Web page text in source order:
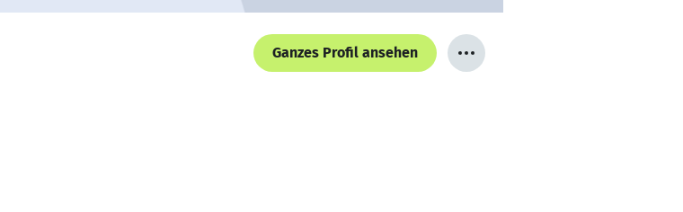
Ganzes Profil ansehen